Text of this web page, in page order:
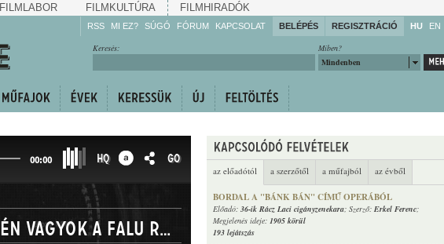
FILMLABOR FILMKULTÚRA FILMHIRADÓK
RSS MI EZ? SÚGÓ
Gyarapítsa!
FÓRUM KAPCSOLAT BELÉPÉS REGISZTRÁCIÓ HU EN
Miben?
Mindenben
Keresés:
az előadótól a szerzőtől a műfajból az évből
BORDAL A "BÁNK BÁN" CÍMŰ OPERÁBÓL
Előadó: 36-ik Rácz Laci cigányzenekara; Szerző: Erkel Ferenc;
Megjelenés ideje: 1905 körül
193 lejátszás
00:00 HQ GO
A Csap utcán véges-végig / Én vagyok a falu rossza egyedül